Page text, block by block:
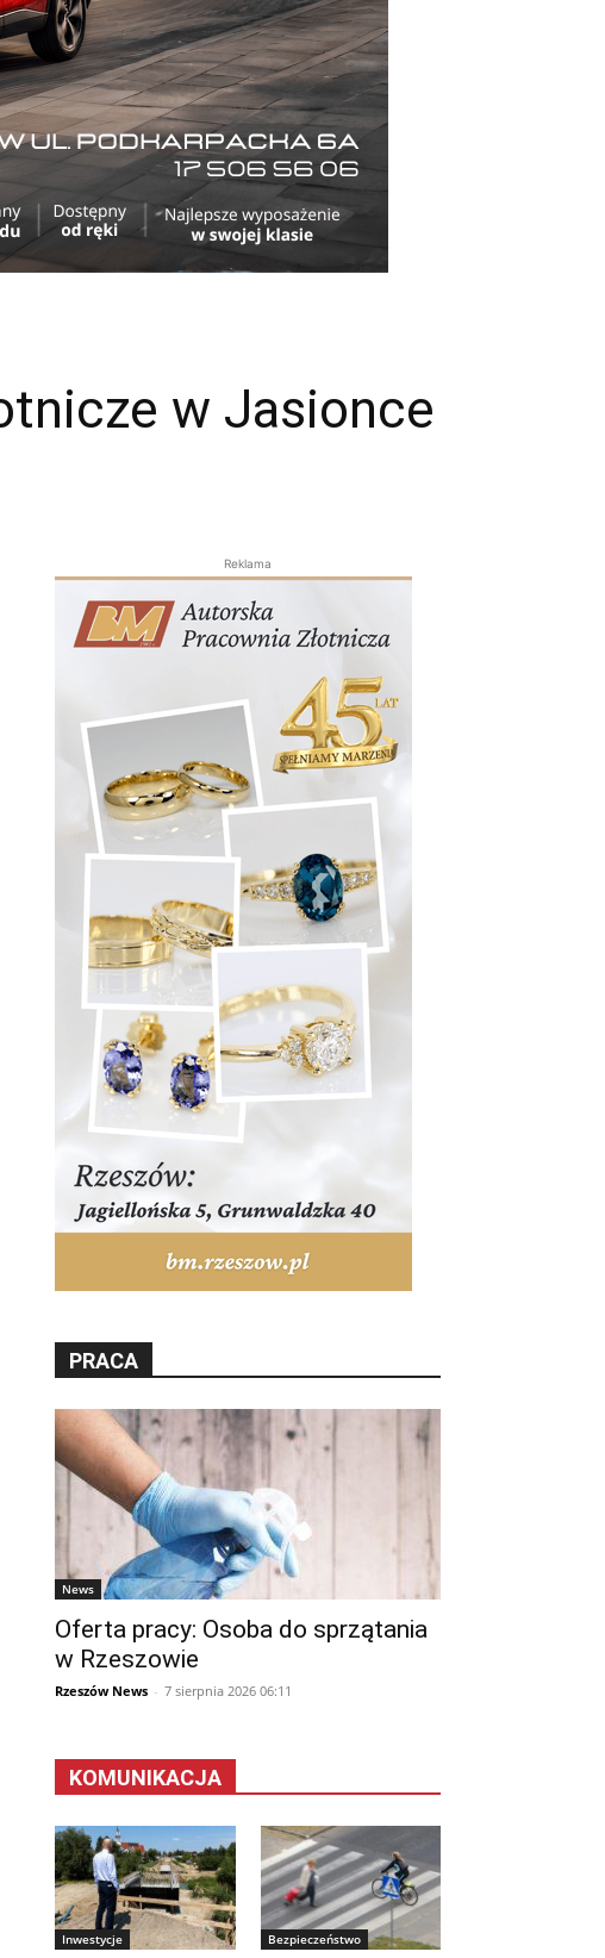
w Jasionce
Reklama
PRACA
News
Oferta pracy: Osoba do sprzątania
w Rzeszowie
Rzeszów News - 7 sierpnia 2026 06:11
KOMUNIKACJA
Inwestycje Bezpieczeństwo